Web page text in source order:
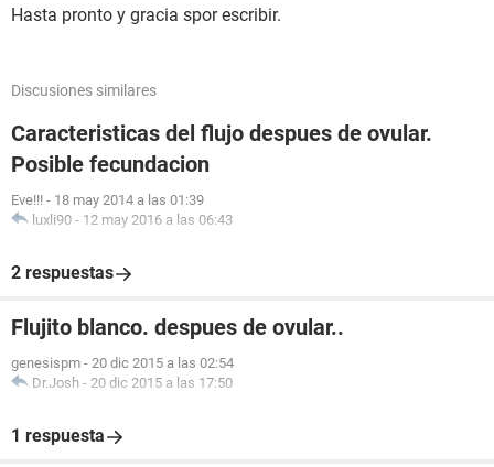
Hasta pronto y gracia spor escribir.
Discusiones similares
Caracteristicas del flujo despues de ovular.
Posible fecundacion
Eve!!! - 18 may 2014 a las 01:39
luxli90 - 12 may 2016 a las 06:43
2 respuestas
Flujito blanco. despues de ovular..
genesispm - 20 dic 2015 a las 02:54
Dr.Josh - 20 dic 2015 a las 17:50
1 respuesta